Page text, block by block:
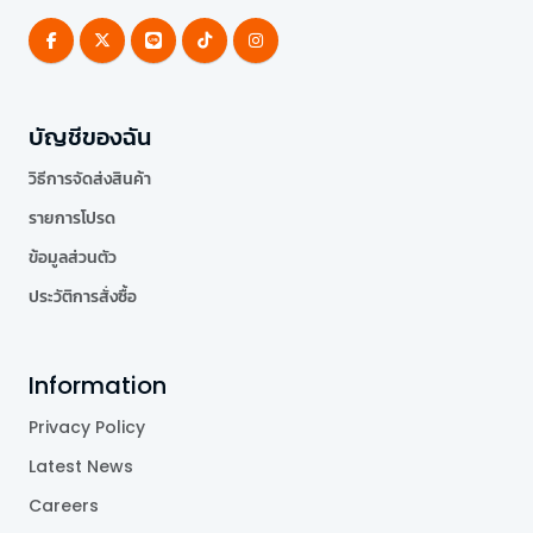
บัญชีของฉัน
วิธีการจัดส่งสินค้า
รายการโปรด
ข้อมูลส่วนตัว
ประวัติการสั่งซื้อ
Information
Privacy Policy
Latest News
Careers